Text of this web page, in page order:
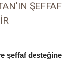
ŞEFFAF
şeffaf desteğine